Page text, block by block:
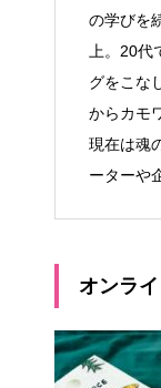
の学びを
上。20代
グをこな
からカモ
現在は魂
ーターや
オンラ